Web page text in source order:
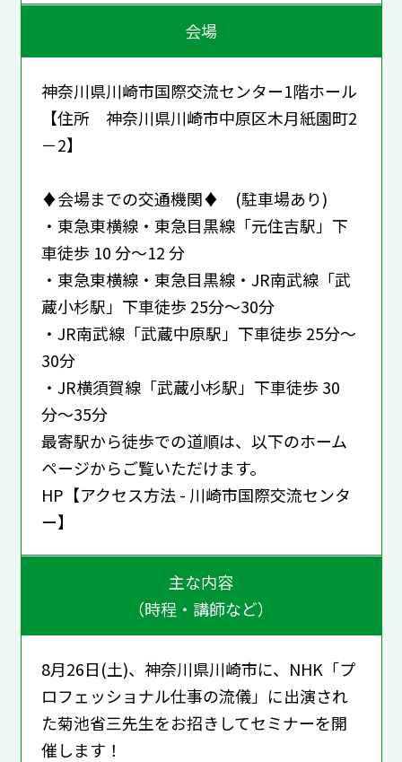
会場
神奈川県川崎市国際交流センター1階ホール
【住所 神奈川県川崎市中原区木月紙園町2
－2】
♦会場までの交通機関♦ (駐車場あり)
・東急東横線・東急目黒線「元住吉駅」下
車徒歩 10 分〜12 分
・東急東横線・東急目黒線・JR南武線「武
蔵小杉駅」下車徒歩 25分〜30分
・JR南武線「武蔵中原駅」下車徒歩 25分〜
30分
・JR横須賀線「武蔵小杉駅」下車徒歩 30
分〜35分
最寄駅から徒歩での道順は、以下のホーム
ページからご覧いただけます。
HP【アクセス方法 - 川崎市国際交流センタ
ー】
主な内容
（時程・講師など）
8月26日(土)、神奈川県川崎市に、NHK「プ
ロフェッショナル仕事の流儀」に出演され
た菊池省三先生をお招きしてセミナーを開
催します！